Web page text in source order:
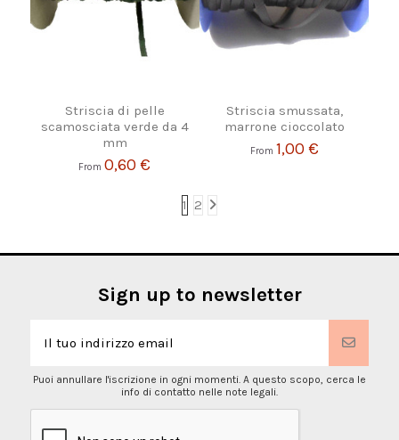
Striscia di pelle
scamosciata verde da 4
mm
From0,60 €
Striscia smussata,
marrone cioccolato
From 1,00 €
1 2
Sign up to newsletter
Puoi annullare l'iscrizione in ogni momenti. A questo scopo, cerca le
info di contatto nelle note legali.